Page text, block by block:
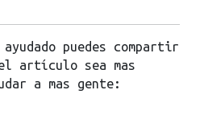
puedes compartir
artículo sea mas
a mas gente: